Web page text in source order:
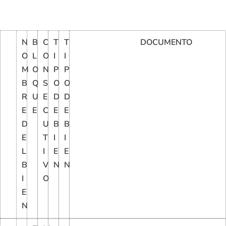
N
O
M
B
R
E
D
E
L
B
I
E
N
B
L
O
Q
U
E
C
O
N
S
E
C
U
T
I
V
O
T
I
P
O
D
E
B
I
E
N
T
I
P
O
D
E
B
I
E
N
DOCUMENTO